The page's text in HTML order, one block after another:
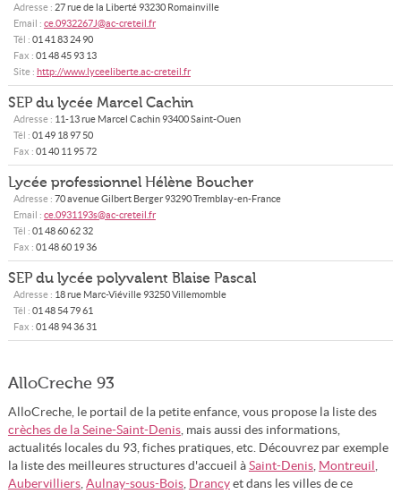
Adresse : 27 rue de la Liberté93230 Romainville
Email : ce.0932267J@ac-creteil.fr
Tél : 01 41 83 24 90
Fax : 01 48 45 93 13
Site : http://www.lyceeliberte.ac-creteil.fr
SEP du lycée Marcel Cachin
Adresse : 11-13 rue Marcel Cachin93400Saint-Ouen
Tél : 01 49 18 97 50
Fax : 01 40 11 95 72
Lycée professionnel Hélène Boucher
Adresse : 70 avenue Gilbert Berger93290Tremblay-en-France
Email : ce.0931193s@ac-creteil.fr
Tél : 01 48 60 62 32
Fax : 01 48 60 19 36
SEP du lycée polyvalent Blaise Pascal
Adresse : 18 rue Marc-Viéville93250Villemomble
Tél : 01 48 54 79 61
Fax : 01 48 94 36 31
AlloCreche 93
AlloCreche, le portail de la petite enfance, vous propose la liste des
crèches de la Seine-Saint-Denis, mais aussi des informations,
actualités locales du 93, fiches pratiques, etc. Découvrez par exemple
la liste des meilleures structures d'accueil à Saint-Denis, Montreuil ,
Aubervilliers, Aulnay-sous-Bois, Drancyet dans les villes de ce